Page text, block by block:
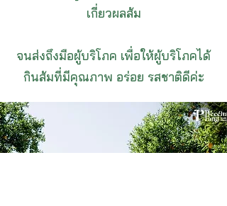
เกี่ยวผลส้ม
จนส่งถึงมือผู้บริโภค เพื่อให้ผู้บริโภคได้
กินส้มที่มีคุณภาพ อร่อย รสชาติดีค่ะ